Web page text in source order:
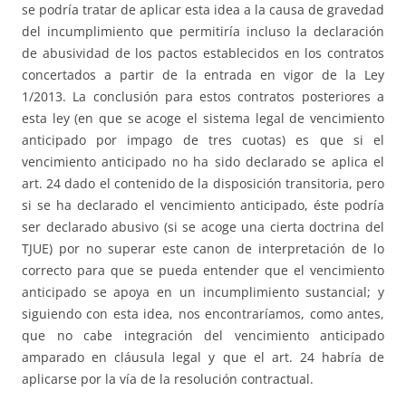
se podría tratar de aplicar esta idea a la causa de gravedad
del incumplimiento que permitiría incluso la declaración
de abusividad de los pactos establecidos en los contratos
concertados a partir de la entrada en vigor de la Ley
1/2013. La conclusión para estos contratos posteriores a
esta ley (en que se acoge el sistema legal de vencimiento
anticipado por impago de tres cuotas) es que si el
vencimiento anticipado no ha sido declarado se aplica el
art. 24 dado el contenido de la disposición transitoria, pero
si se ha declarado el vencimiento anticipado, éste podría
ser declarado abusivo (si se acoge una cierta doctrina del
TJUE) por no superar este canon de interpretación de lo
correcto para que se pueda entender que el vencimiento
anticipado se apoya en un incumplimiento sustancial; y
siguiendo con esta idea, nos encontraríamos, como antes,
que no cabe integración del vencimiento anticipado
amparado en cláusula legal y que el art. 24 habría de
aplicarse por la vía de la resolución contractual.